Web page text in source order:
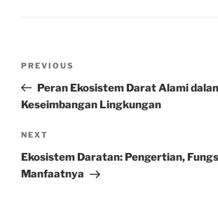
Previous
Post
PREVIOUS
Peran Ekosistem Darat Alami
Keseimbangan Lingkungan
Next
Post
NEXT
Ekosistem Daratan: Pengertian,
Manfaatnya